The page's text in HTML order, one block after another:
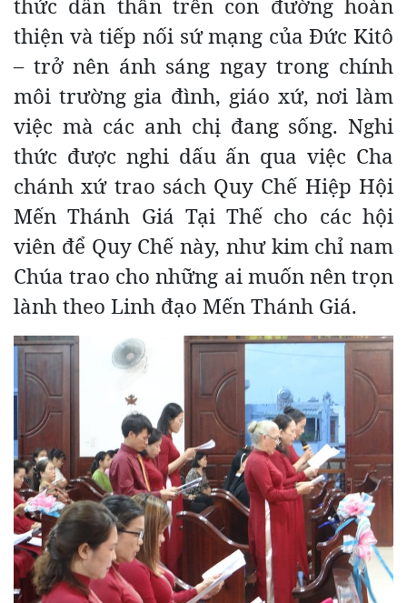
thức dấn thân trên con đường hoàn
thiện và tiếp nối sứ mạng của Đức Kitô
– trở nên ánh sáng ngay trong chính
môi trường gia đình, giáo xứ, nơi làm
việc mà các anh chị đang sống. Nghi
thức được nghi dấu ấn qua việc Cha
chánh xứ trao sách Quy Chế Hiệp Hội
Mến Thánh Giá Tại Thế cho các hội
viên để Quy Chế này, như kim chỉ nam
Chúa trao cho những ai muốn nên trọn
lành theo Linh đạo Mến Thánh Giá.